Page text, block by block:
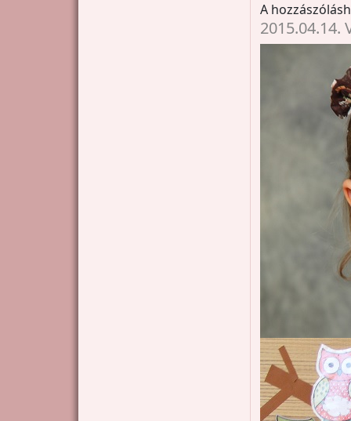
A
2015.04.14.